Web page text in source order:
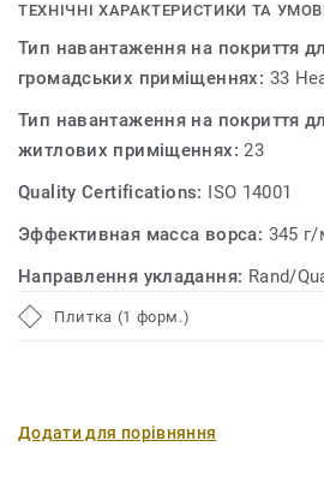
ТЕХНІЧНІ ХАРАКТЕРИСТИКИ ТА
Тип навантаження на покриття
громадських приміщеннях: 33
Тип навантаження на покриття
житлових приміщеннях:23
Quality Certifications: ISO 14001
Эффективная масса ворса: 345
Направлення укладання: Rand/
Плитка (1 форм.)
Додати для порівняння